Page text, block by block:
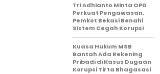
Tri Adhianto Minta OPD
Perkuat Pengawasan,
Pemkot Bekasi Benahi
Sistem Cegah Korupsi
Kuasa Hukum MSB
Bantah Ada Rekening
Pribadi di Kasus Dugaan
Korupsi Tirta Bhagasasi